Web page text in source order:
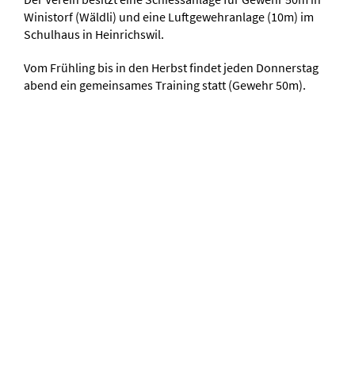
Winistorf (Wäldli) und eine Luftgewehranlage (10m) im
Schulhaus in Heinrichswil.
Vom Frühling bis in den Herbst findet jeden Donnerstag
abend ein gemeinsames Training statt (Gewehr 50m).